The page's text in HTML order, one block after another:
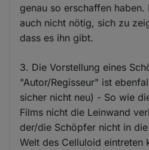
genau so erschaffen haben.
auch nicht nötig, sich zu
dass es ihn gibt.
3. Die Vorstellung eines
"Autor/Regisseur" ist
sicher nicht neu) - So wie
Films nicht die Leinwand
der/die Schöpfer nicht in
Welt des Celluloid eintreten